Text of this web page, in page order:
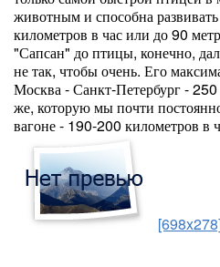
животным и способна
километров в час или до 90
"Сапсан" до птицы, конечно,
не так, чтобы очень. Его
Москва - Санкт-Петербург -
же, которую мы почти
вагоне - 190-200 километров в